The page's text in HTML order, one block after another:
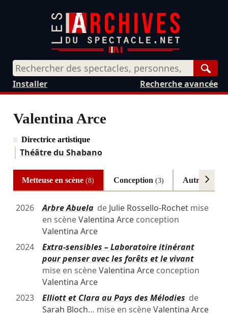
Recherche avancée
Installer
Valentina Arce
Directrice artistique
Théâtre du Shabano
Metteuse en scène(8) Conception (3) Autres(2)
2026 Arbre Abuelade Julie Rossello-Rochetmise
en scèneValentina Arceconception
Valentina Arce
2024
Extra-sensibles – Laboratoire itinérant
pour penser avec les forêts et le vivant
mise en scèneValentina Arceconception
Valentina Arce
2023
Elliott et Clara au Pays des Mélodies de
Sarah Bloch… mise en scèneValentina Arce